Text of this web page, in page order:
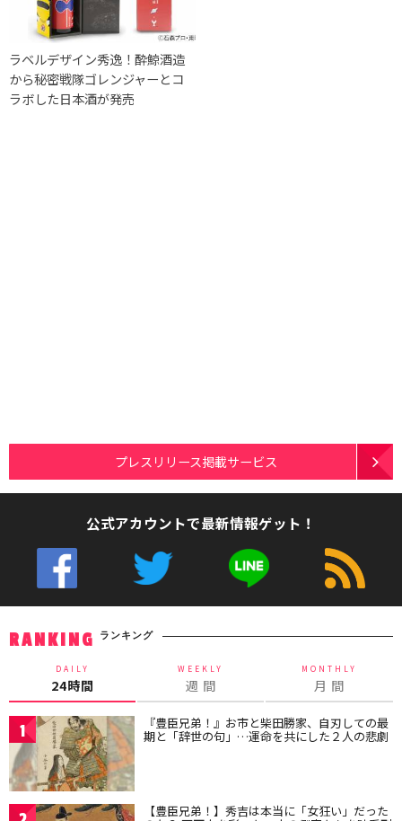
ラベルデザイン秀逸！酔鯨酒造
から秘密戦隊ゴレンジャーとコ
ラボした日本酒が発売
プレスリリース掲載サービス
公式アカウントで最新情報ゲット！
RANKING ランキング
DAILY
24時間
WEEKLY
週 間
MONTHLY
月 間
1 『豊臣兄弟！』お市と柴田勝家、自刃しての最
期と「辞世の句」…運命を共にした２人の悲劇
【豊臣兄弟！】秀吉は本当に「女狂い」だった